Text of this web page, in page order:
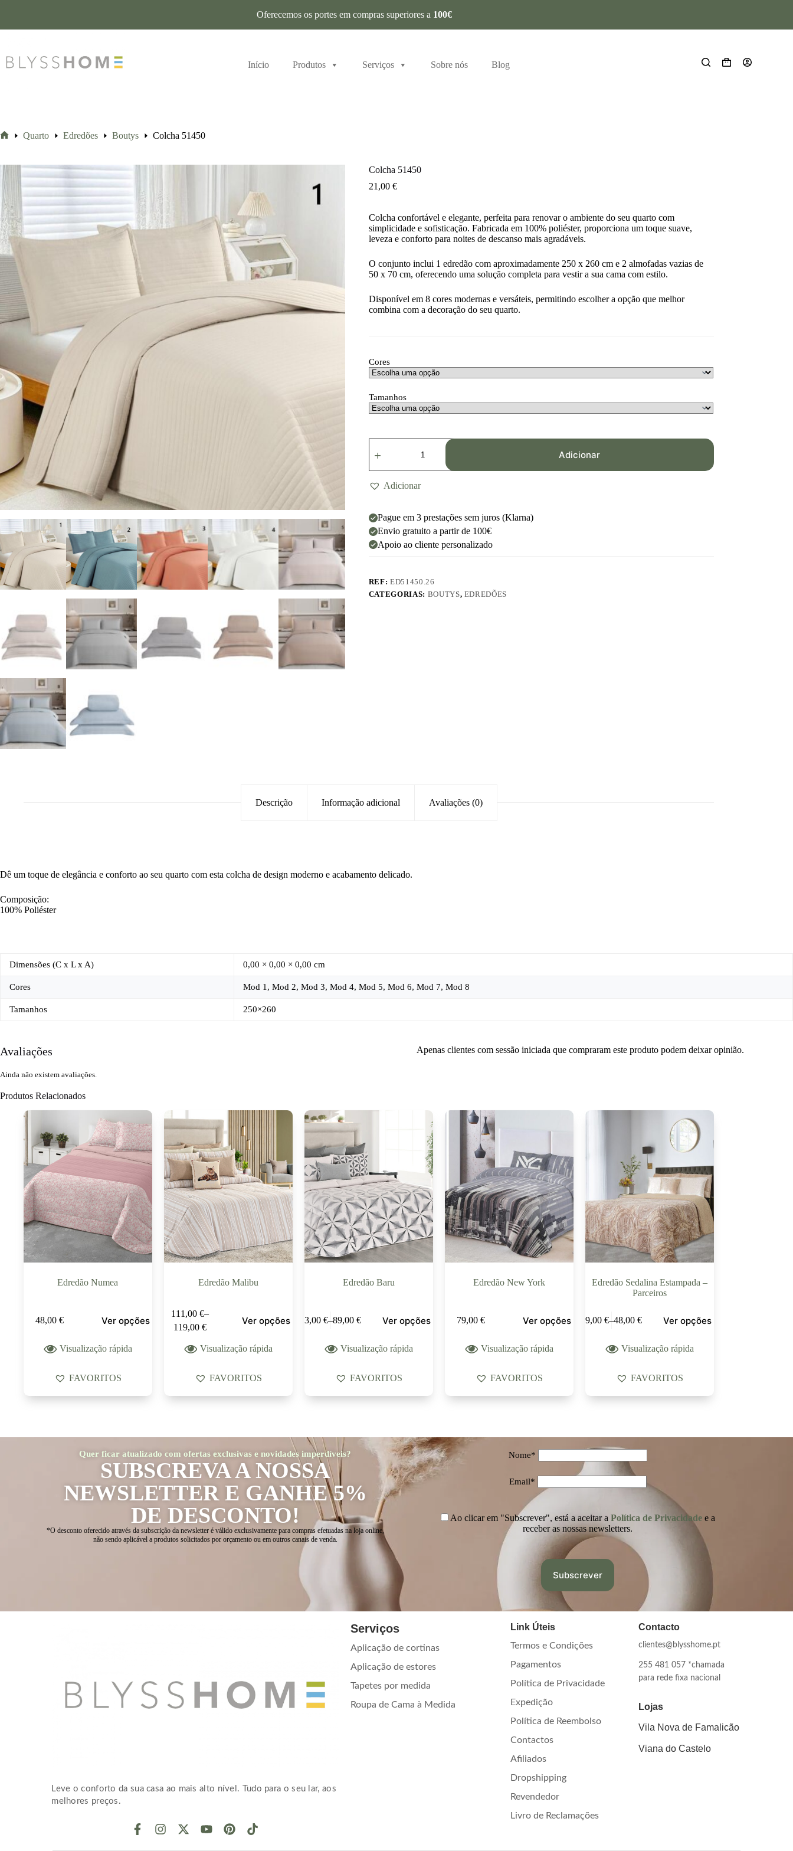
Oferecemos os portes em compras superiores a 100€
Início Produtos Serviços Sobre nós Blog
Quarto Edredões Boutys Colcha 51450
Colcha 51450
21,00 €
Colcha confortável e elegante, perfeita para renovar o ambiente do seu quarto com
simplicidade e sofisticação. Fabricada em 100% poliéster, proporciona um toque suave,
leveza e conforto para noites de descanso mais agradáveis.
O conjunto inclui 1 edredão com aproximadamente 250 x 260 cm e 2 almofadas vazias de
50 x 70 cm, oferecendo uma solução completa para vestir a sua cama com estilo.
Disponível em 8 cores modernas e versáteis, permitindo escolher a opção que melhor
combina com a decoração do seu quarto.
Cores
Tamanhos
Adicionar
Adicionar
Pague em 3 prestações sem juros (Klarna)
Envio gratuito a partir de 100€
Apoio ao cliente personalizado
REF:ED51450.26
CATEGORIAS: BOUTYS, EDREDÕES
Descrição Informação adicional Avaliações (0)
Dê um toque de elegância e conforto ao seu quarto com esta colcha de design moderno e acabamento delicado.
Composição:
100% Poliéster
Dimensões (C x L x A) 0,00 × 0,00 × 0,00 cm
Cores Mod 1, Mod 2, Mod 3, Mod 4, Mod 5, Mod 6, Mod 7, Mod 8
Tamanhos 250×260
Avaliações
Ainda não existem avaliações.
Apenas clientes com sessão iniciada que compraram este produto podem deixar opinião.
Produtos Relacionados
Edredão Numea
48,00€ Ver opções
Visualização rápida
FAVORITOS
Edredão Malibu
111,00€–
119,00€
Ver opções
Visualização rápida
FAVORITOS
Edredão Baru
83,00€–89,00€ Ver opções
Visualização rápida
FAVORITOS
Edredão New York
79,00€ Ver opções
Visualização rápida
FAVORITOS
Edredão Sedalina Estampada –
Parceiros
39,00€–48,00€ Ver opções
Visualização rápida
FAVORITOS
Quer ficar atualizado com ofertas exclusivas e novidades imperdíveis?
SUBSCREVA A NOSSA
NEWSLETTER E GANHE 5%
DE DESCONTO!
*O desconto oferecido através da subscrição da newsletter é válido exclusivamente para compras efetuadas na loja online,
não sendo aplicável a produtos solicitados por orçamento ou em outros canais de venda.
Nome*
Email*
Ao clicar em "Subscrever", está a aceitar a Política de Privacidadee a
receber as nossas newsletters.
Leve o conforto da sua casa ao mais alto nível. Tudo para o seu lar, aos
melhores preços.
Serviços
Aplicação de cortinas
Aplicação de estores
Tapetes por medida
Roupa de Cama à Medida
Link Úteis
Termos e Condições
Pagamentos
Política de Privacidade
Expedição
Política de Reembolso
Contactos
Afiliados
Dropshipping
Revendedor
Livro de Reclamações
Contacto
clientes@blysshome.pt
255 481 057 *chamada
para rede fixa nacional
Lojas
Vila Nova de Famalicão
Viana do Castelo